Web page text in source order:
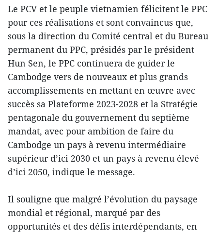
Le PCV et le peuple vietnamien félicitent le PPC
pour ces réalisations et sont convaincus que,
sous la direction du Comité central et du Bureau
permanent du PPC, présidés par le président
Hun Sen, le PPC continuera de guider le
Cambodge vers de nouveaux et plus grands
accomplissements en mettant en œuvre avec
succès sa Plateforme 2023-2028 et la Stratégie
pentagonale du gouvernement du septième
mandat, avec pour ambition de faire du
Cambodge un pays à revenu intermédiaire
supérieur d’ici 2030 et un pays à revenu élevé
d’ici 2050, indique le message.
Il souligne que malgré l’évolution du paysage
mondial et régional, marqué par des
opportunités et des défis interdépendants, en